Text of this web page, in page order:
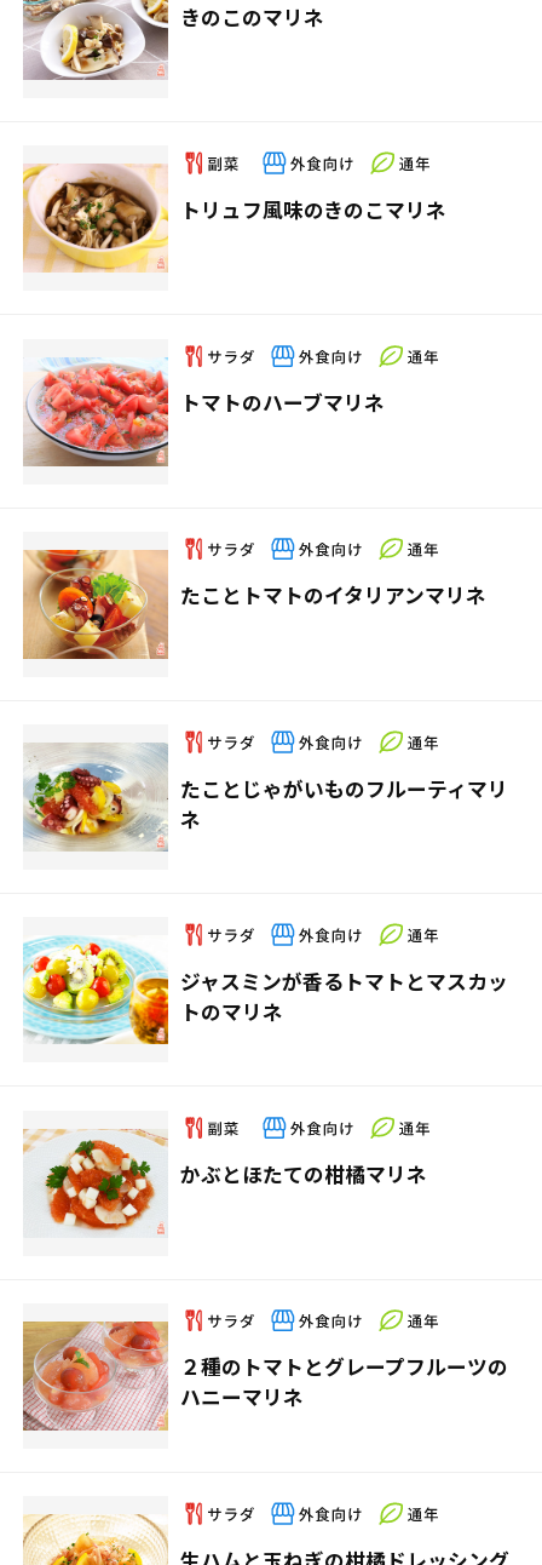
きのこのマリネ
トリュフ風味のきのこマリネ
トマトのハーブマリネ
たことトマトのイタリアンマリネ
たことじゃがいものフルーティマリ
ネ
ジャスミンが香るトマトとマスカッ
トのマリネ
かぶとほたての柑橘マリネ
２種のトマトとグレープフルーツの
ハニーマリネ